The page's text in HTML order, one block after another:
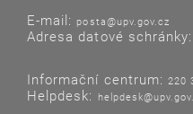
E-mail: posta@upv.gov.cz
Adresa datové
Informační centrum: 220
Helpdesk: